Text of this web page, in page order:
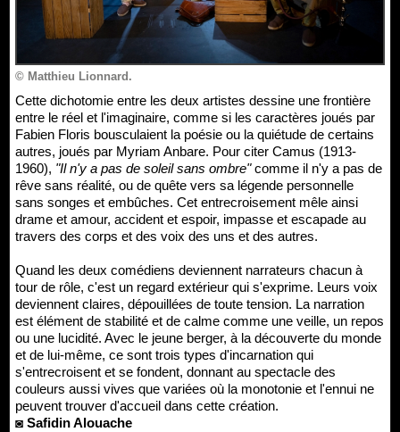
© Matthieu Lionnard.
Cette dichotomie entre les deux artistes dessine une frontière
entre le réel et l'imaginaire, comme si les caractères joués par
Fabien Floris bousculaient la poésie ou la quiétude de certains
autres, joués par Myriam Anbare. Pour citer Camus (1913-
1960), "Il n'y a pas de soleil sans ombre"comme il n'y a pas de
rêve sans réalité, ou de quête vers sa légende personnelle
sans songes et embûches. Cet entrecroisement mêle ainsi
drame et amour, accident et espoir, impasse et escapade au
travers des corps et des voix des uns et des autres.
Quand les deux comédiens deviennent narrateurs chacun à
tour de rôle, c'est un regard extérieur qui s'exprime. Leurs voix
deviennent claires, dépouillées de toute tension. La narration
est élément de stabilité et de calme comme une veille, un repos
ou une lucidité. Avec le jeune berger, à la découverte du monde
et de lui-même, ce sont trois types d'incarnation qui
s'entrecroisent et se fondent, donnant au spectacle des
couleurs aussi vives que variées où la monotonie et l'ennui ne
peuvent trouver d'accueil dans cette création.
◙ Safidin Alouache